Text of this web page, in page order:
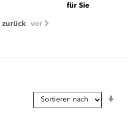
für Sie
zurück vor